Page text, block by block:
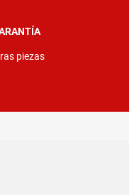
piezas